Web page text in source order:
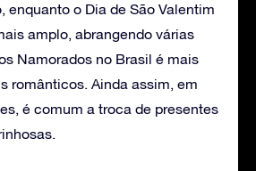
enquanto o Dia de São Valentim
amplo, abrangendo várias
Namorados no Brasil é mais
românticos. Ainda assim, em
é comum a troca de presentes